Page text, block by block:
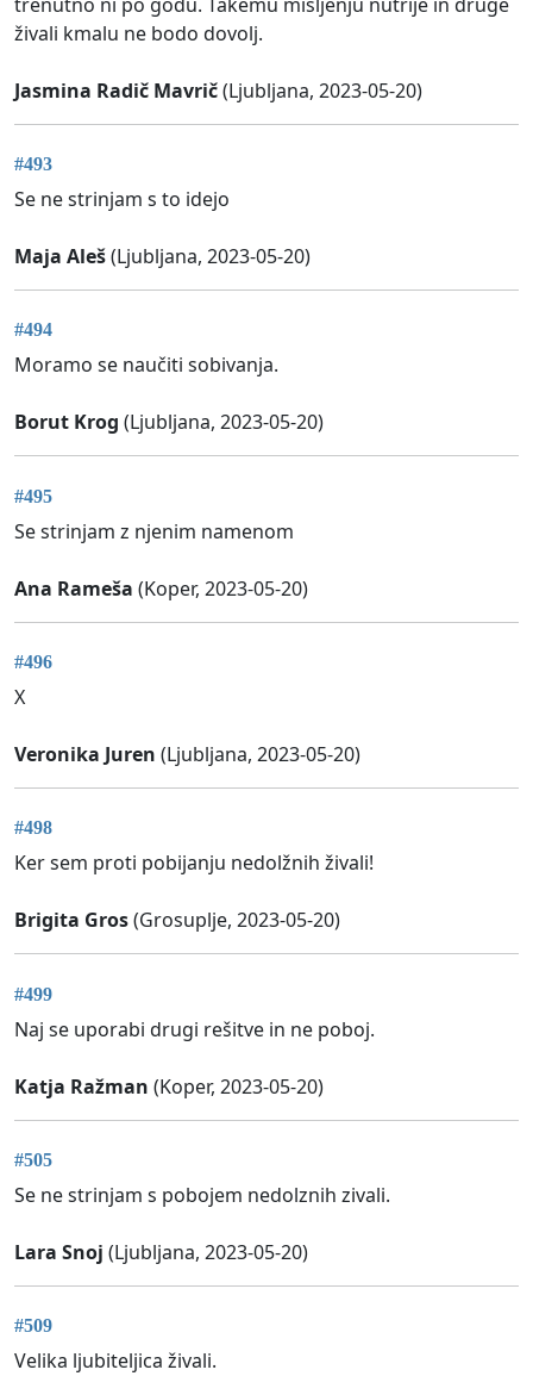
živali kmalu ne bodo dovolj.
Jasmina Radič Mavrič(Ljubljana, 2023-05-20)
#493
Se ne strinjam s to idejo
Maja Aleš(Ljubljana, 2023-05-20)
#494
Moramo se naučiti sobivanja.
Borut Krog (Ljubljana, 2023-05-20)
#495
Se strinjam z njenim namenom
Ana Rameša (Koper, 2023-05-20)
#496
X
Veronika Juren (Ljubljana, 2023-05-20)
#498
Ker sem proti pobijanju nedolžnih živali!
Brigita Gros(Grosuplje, 2023-05-20)
#499
Naj se uporabi drugi rešitve in ne poboj.
Katja Ražman (Koper, 2023-05-20)
#505
Se ne strinjam s pobojem nedolznih zivali.
Lara Snoj (Ljubljana, 2023-05-20)
#509
Velika ljubiteljica živali.